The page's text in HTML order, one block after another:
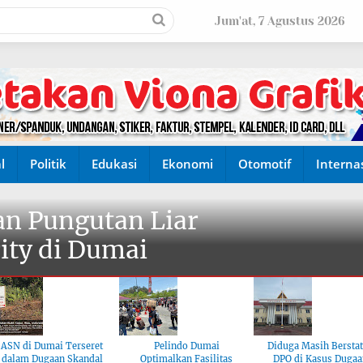
Jum'at, 7 Agustus 2026
Politik Edukasi Ekonomi Otomotif
Pungutan Liar
di Dumai
ASN di Dumai Terseret
dalam Dugaan Skandal
Pelindo Dumai
Optimalkan Fasilitas
Diduga Masih
DPO di Kasus